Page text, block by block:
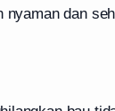
nyaman dan